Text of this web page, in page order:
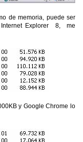
de memoria, puede ser
Internet Explorer 8, me
y Google Chrome lo